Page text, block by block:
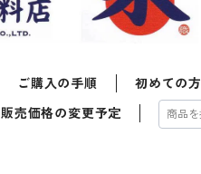
ご購入の手順 初めての方
販売価格の変更予定